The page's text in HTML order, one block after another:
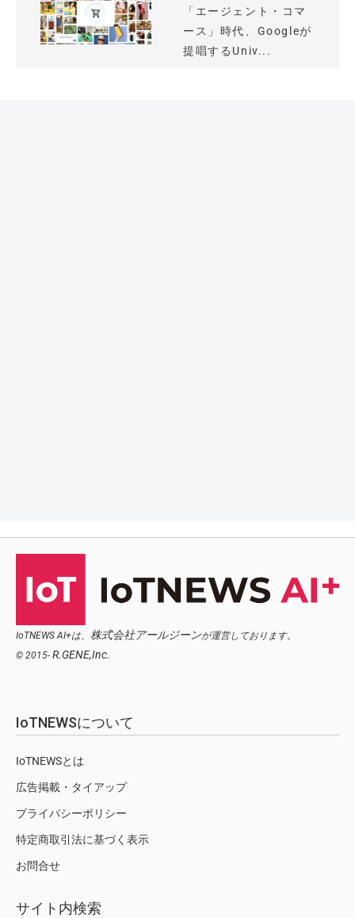
「エージェント・コマ
ース」時代、Googleが
提唱するUniv...
IoTNEWS AI+は、 株式会社アールジーンが運営しております。
© 2015- R.GENE,Inc.
IoTNEWSについて
IoTNEWSとは
広告掲載・タイアップ
プライバシーポリシー
特定商取引法に基づく表示
お問合せ
サイト内検索